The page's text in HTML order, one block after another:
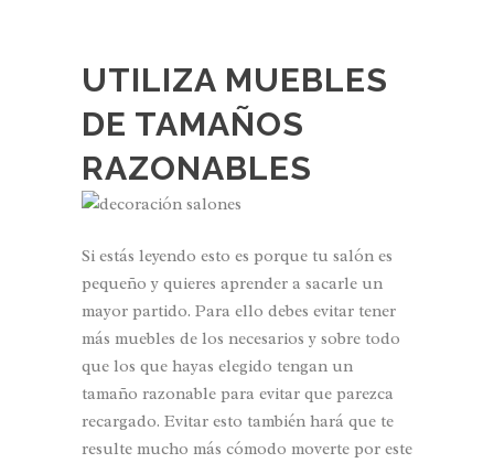
UTILIZA MUEBLES
DE TAMAÑOS
RAZONABLES
Si estás leyendo esto es porque tu salón es
pequeño y quieres aprender a sacarle un
mayor partido. Para ello debes evitar tener
más muebles de los necesarios y sobre todo
que los que hayas elegido tengan un
tamaño razonable para evitar que parezca
recargado. Evitar esto también hará que te
resulte mucho más cómodo moverte por este